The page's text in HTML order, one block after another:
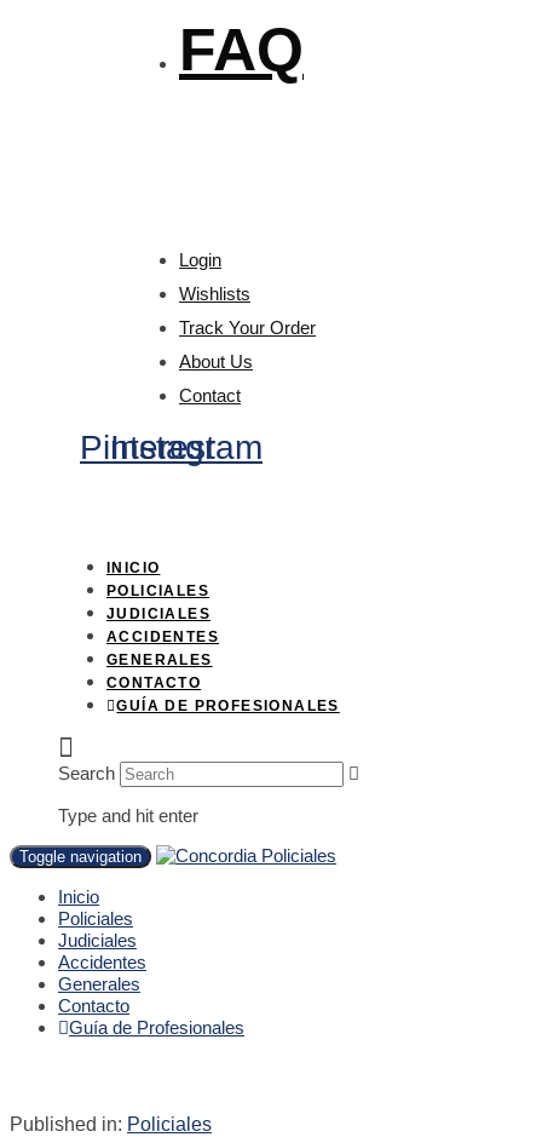
FAQ
Login
Wishlists
Track Your Order
About Us
Contact
Pinterest
Instagram
INICIO
POLICIALES
JUDICIALES
ACCIDENTES
GENERALES
CONTACTO
GUÍA DE PROFESIONALES
Search
Type and hit enter
Toggle navigation
Inicio
Policiales
Judiciales
Accidentes
Generales
Contacto
Guía de Profesionales
Published in: Policiales